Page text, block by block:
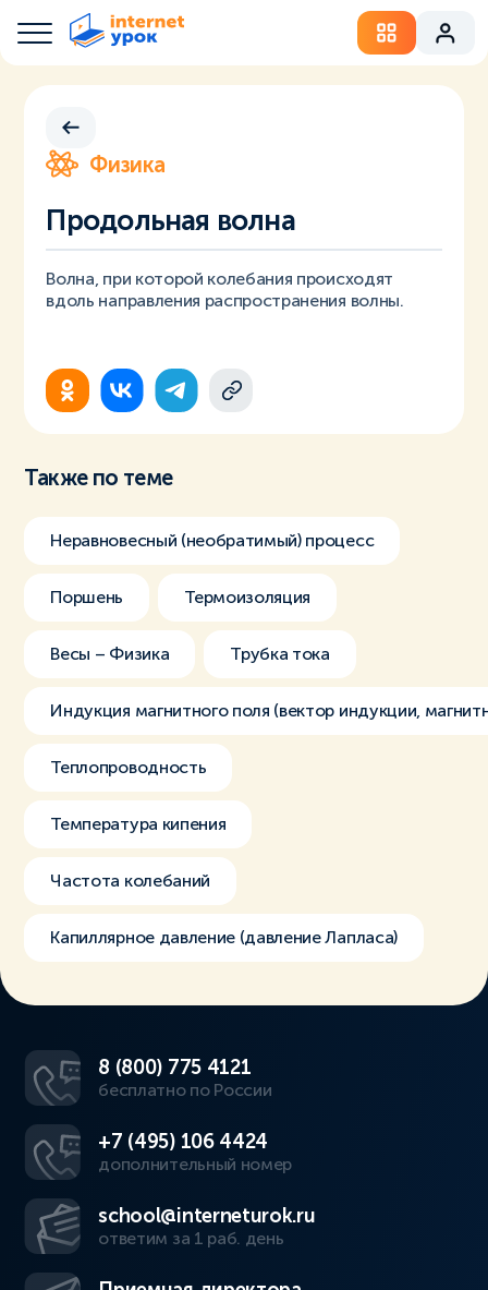
Физика
Продольная волна
Волна, при которой колебания происходят
вдоль направления распространения волны.
Также по теме
Неравновесный (необратимый) процесс
Поршень Термоизоляция
Весы – Физика Трубка тока
Индукция магнитного поля (вектор индукции,
Теплопроводность
Температура кипения
Частота колебаний
Капиллярное давление (давление Лапласа)
8 (800) 775 4121
бесплатно по России
+7 (495) 106 4424
дополнительный номер
school@interneturok.ru
ответим за 1 раб. день